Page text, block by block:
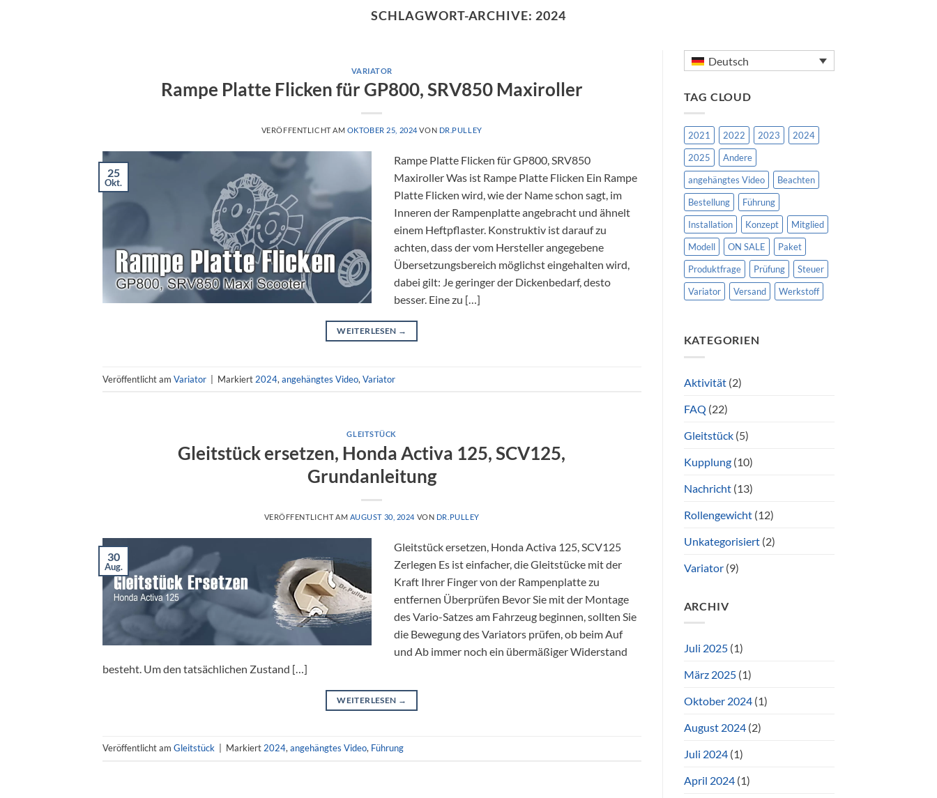
SCHLAGWORT-ARCHIVE: 2024
VARIATOR
Rampe Platte Flicken für GP800, SRV850 Maxiroller
VERÖFFENTLICHT AM OKTOBER 25, 2024VON DR.PULLEY
25
Okt.
Rampe Platte Flicken für GP800, SRV850
Maxiroller Was ist Rampe Platte Flicken Ein Rampe
Platte Flicken wird, wie der Name schon sagt, im
Inneren der Rampenplatte angebracht und ähnelt
einem Heftpflaster. Konstruktiv ist darauf zu
achten, dass der vom Hersteller angegebene
Übersetzungsbereich möglichst eingehalten wird,
dabei gilt: Je geringer der Dickenbedarf, desto
besser. Eine zu […]
WEITERLESEN →
Veröffentlicht am Variator Markiert 2024, angehängtes Video, Variator
GLEITSTÜCK
Gleitstück ersetzen, Honda Activa 125, SCV125,
Grundanleitung
VERÖFFENTLICHT AM AUGUST 30, 2024 VON DR.PULLEY
30
Aug.
Gleitstück ersetzen, Honda Activa 125, SCV125
Zerlegen Es ist einfacher, die Gleitstücke mit der
Kraft Ihrer Finger von der Rampenplatte zu
entfernen Überprüfen Bevor Sie mit der Montage
des Vario-Satzes am Fahrzeug beginnen, sollten Sie
die Bewegung des Variators prüfen, ob beim Auf
und Ab immer noch ein übermäßiger Widerstand
besteht. Um den tatsächlichen Zustand […]
WEITERLESEN →
Veröffentlicht am Gleitstück Markiert2024,angehängtes Video, Führung
Deutsch
TAG CLOUD
2021 2022 2023
2024
2025
Andere
angehängtes Video
Beachten
Bestellung
Führung
Installation
Konzept
Mitglied
Modell
ON SALE
Paket
Produktfrage
Prüfung
Steuer
Variator
Versand Werkstoff
KATEGORIEN
Aktivität(2)
FAQ (22)
Gleitstück(5)
Kupplung(10)
Nachricht(13)
Rollengewicht(12)
Unkategorisiert(2)
Variator(9)
ARCHIV
Juli 2025(1)
März 2025(1)
Oktober 2024(1)
August 2024(2)
Juli 2024(1)
April 2024(1)